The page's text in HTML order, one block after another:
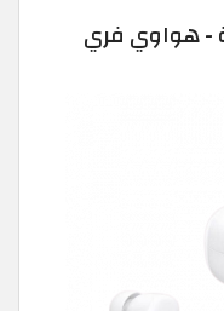
- هواوي فري